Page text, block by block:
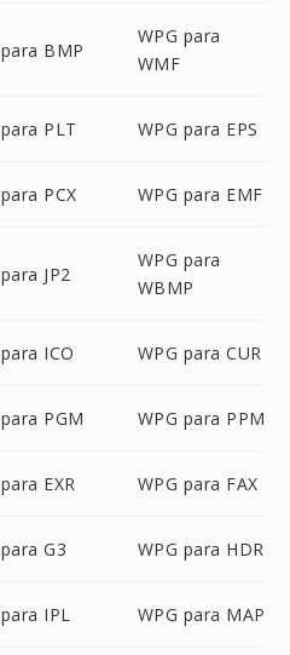
BMP
WPG para
WMF
PLT WPG para EPS
PCX WPG para EMF
JP2
WPG para
WBMP
ICO WPG para CUR
PGM WPG para PPM
EXR WPG para FAX
G3 WPG para HDR
IPL WPG para MAP